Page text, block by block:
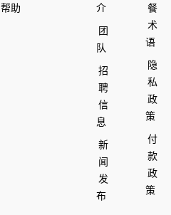
帮助
介
团
队
招
聘
信
息
新
闻
发
布
餐
术
语
隐
私
政
策
付
款
政
策